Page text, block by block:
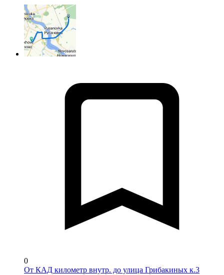
0
От КАД километр внутр. до улица Грибакиных к.3